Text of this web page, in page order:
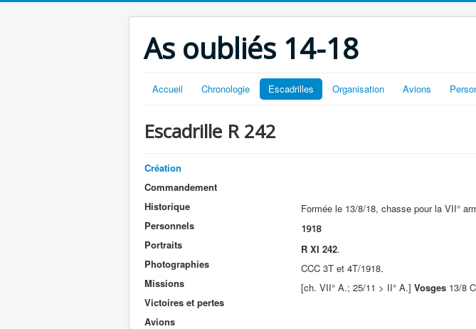
As oubliés 14-18
Accueil Chronologie Escadrilles Organisation Avions
Escadrille R 242
Création
Commandement
Historique
Personnels
Portraits
Photographies
Missions
Victoires et pertes
Avions
Formée le 13/8/18, chasse pour la VII°
1918
R XI 242.
CCC 3T et 4T/1918.
[ch. VII° A.; 25/11 > II° A.] Vosges 13/8